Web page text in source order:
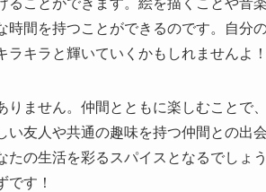
ることができます。絵を描くことや音
時間を持つことができるのです。自分
ラキラと輝いていくかもしれませんよ！
りません。仲間とともに楽しむことで
い友人や共通の趣味を持つ仲間との出
たの生活を彩るスパイスとなるでしょ
です！